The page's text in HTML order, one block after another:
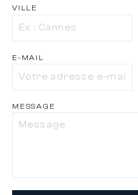
VILLE
E-MAIL
MESSAGE